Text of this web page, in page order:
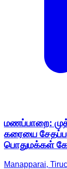
மணப்பாறை:
கரையை
பொதுமக்கள்
Manapparai,